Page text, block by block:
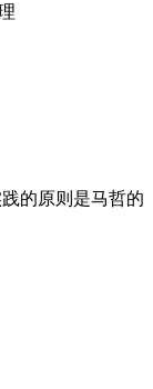
的原则是马哲的